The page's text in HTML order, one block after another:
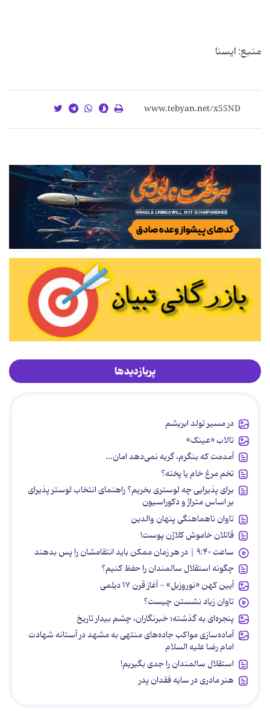
منبع: ایسنا
پربازدیدها
در مسیر تولد ابریشم
تالاب «عینک»
آمدمت که بنگرم، گریه نمی‌دهد امان...
تخم مرغ خام یا پخته؟
برای پذیرایی چه لوستری بخریم؟ راهنمای انتخاب لوستر پذیرای
بر اساس متراژ و دکوراسیون
تاوان ناهماهنگی پنهان والدین
قاتلان خاموش کلاژن پوست!
ساعت ۹:۴۰ | در هر زمان ممکن باید انتقامشان را پس بدهند
چگونه استقلال سالمندان را حفظ کنیم؟
آیین کهن «نوروزبل» - آغاز قرن ۱۷ دیلمی
تاوان زیاد نشستن چیست؟
پنجره‌ای به گذشته؛ خبرنگاران، چشم بیدار تاریخ
آماده‌سازی مواکب جاده‌های منتهی به مشهد در آستانه شهادت
امام رضا علیه السلام
استقلال سالمندان را جدی بگیریم!
هنر مادری در سایه‌ فقدان پدر